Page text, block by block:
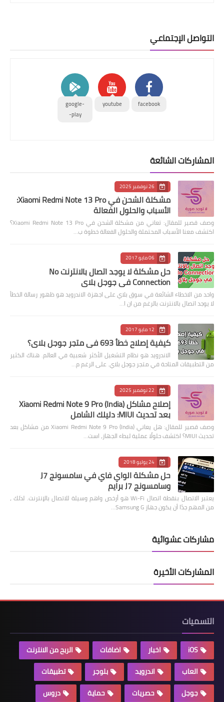
التواصل الإجتماعي
facebook
youtube
google-
play-
المشاركات الشائعة
26 نوفمبر 2025
مشكلة الشحن في Xiaomi Redmi Note 13 Pro:
الأسباب والحلول الفعالة
وصف قصير للمقال: تعاني من مشكلة الشحن في Xiaomi Redmi Note 13 Pro؟
اكتشف معنا الأسباب المحتملة والحلول الفعالة خطوة ب…
06 مايو 2017
حل مشكلة لا يوجد اتصال بالانترنت No
Connection في جوجل بلاي
واحد من الاخطاء الشائعة في سوق بلاي على اجهزة الاندرويد هو ظهور رسالة الخطأ
لا يوجد اتصال بالانترنت بالرغم من ان ا…
12 مايو 2017
كيفية إصلاح خطأ 693 في متجر جوجل بلاي؟
الاندرويد هو نظام التشغيل الأكثر شعبية في العالم. هناك الكثير
من التطبيقات المتاحة في متجر جوجل بلاي. على الرغم م…
22 نوفمبر 2025
إصلاح مشاكل Xiaomi Redmi Note 9 Pro (India)
بعد تحديث MIUI: دليلك الشامل
وصف قصير للمقال: هل يعاني Xiaomi Redmi Note 9 Pro (India) من مشاكل بعد
تحديث MIUI؟ اكتشف حلولًا عملية لبطء الجهاز، است…
24 يوليو 2018
حل مشكلة الواي فاي في سامسونج J7
وسامسونج J7 برايم
يعتبر الاتصال بنقطة اتصال Wi-Fi هو أرخص واهم وسيلة للاتصال بالإنترنت. لذلك ،
من المهم جدًا أن يكون جهاز Samsung G…
مشاركات عشوائية
المشاركات الأخيرة
التسميات
iOS اخبار اضافات
الربح من الانترنت
العاب
اندرويد بلوجر
تطبيقات
جوجل
حصريات حماية
دروس